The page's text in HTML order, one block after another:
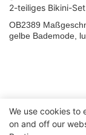
OB2389
gelbe Bademode,
We use cookies to
on and off our